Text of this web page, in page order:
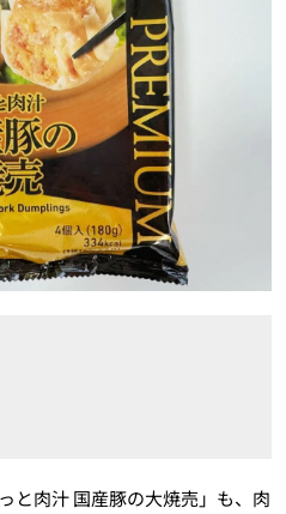
と肉汁 国産豚の大焼売」も、肉